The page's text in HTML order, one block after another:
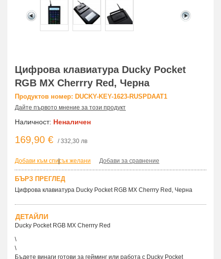
Цифрова клавиатура Ducky Pocket
RGB MX Cherrry Red, Черна
Продуктов номер: DUCKY-KEY-1623-RUSPDAAT1
Дайте първото мнение за този продукт
Наличност: Неналичен
169,90 € / 332,30 лв
Добави към списък желани
| Добави за сравнение
БЪРЗ ПРЕГЛЕД
Цифрова клавиатура Ducky Pocket RGB MX Cherrry Red, Черна
ДЕТАЙЛИ
Ducky Pocket RGB MX Cherrry Red
\
\
Бъдете винаги готови за гейминг или работа с Ducky Pocket